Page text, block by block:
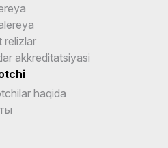
relizlar
akkreditatsiyasi
haqida